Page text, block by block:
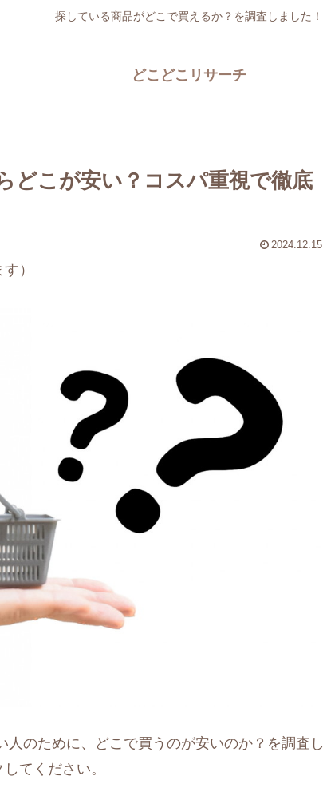
探している商品がどこで買えるか？を調査しました！
どこどこリサーチ
どこが安い？コスパ重視で徹底
2024.12.15
）
のために、どこで買うのが安いのか？を調査し
てください。